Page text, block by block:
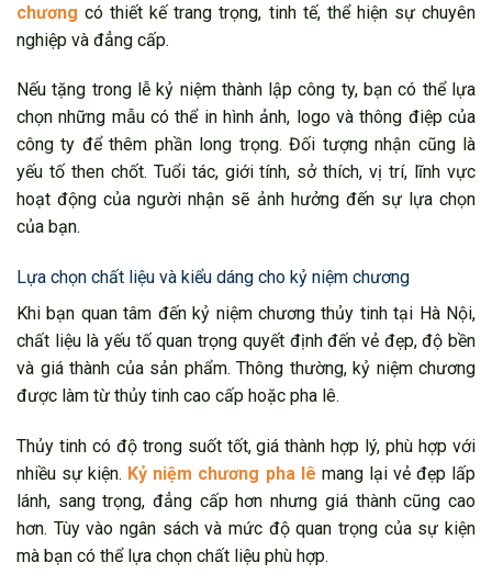
chương có thiết kế trang trọng, tinh tế, thể hiện sự chuyên
nghiệp và đẳng cấp.
Nếu tặng trong lễ kỷ niệm thành lập công ty, bạn có thể lựa
chọn những mẫu có thể in hình ảnh, logo và thông điệp của
công ty để thêm phần long trọng. Đối tượng nhận cũng là
yếu tố then chốt. Tuổi tác, giới tính, sở thích, vị trí, lĩnh vực
hoạt động của người nhận sẽ ảnh hưởng đến sự lựa chọn
của bạn.
Lựa chọn chất liệu và kiểu dáng cho kỷ niệm chương
Khi bạn quan tâm đến kỷ niệm chương thủy tinh tại Hà Nội,
chất liệu là yếu tố quan trọng quyết định đến vẻ đẹp, độ bền
và giá thành của sản phẩm. Thông thường, kỷ niệm chương
được làm từ thủy tinh cao cấp hoặc pha lê.
Thủy tinh có độ trong suốt tốt, giá thành hợp lý, phù hợp với
nhiều sự kiện. Kỷ niệm chương pha lê mang lại vẻ đẹp lấp
lánh, sang trọng, đẳng cấp hơn nhưng giá thành cũng cao
hơn. Tùy vào ngân sách và mức độ quan trọng của sự kiện
mà bạn có thể lựa chọn chất liệu phù hợp.